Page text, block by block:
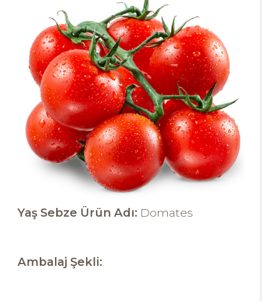
Yaş Sebze Ürün Adı: Domates
Ambalaj Şekli: